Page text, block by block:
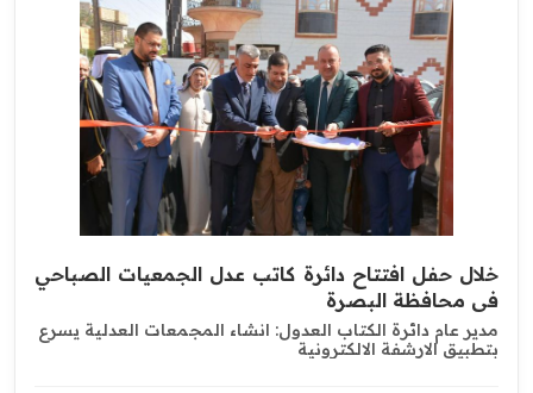
خلال حفل افتتاح دائرة كاتب عدل الجمعيات الصباحي
في محافظة البصرة
مدير عام دائرة الكتاب العدول: انشاء المجمعات العدلية يسرع
بتطبيق الارشفة ‏الالكترونية